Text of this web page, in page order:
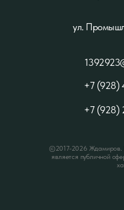
+7 (928)
+7 (928)
ул.
©2017-2026 Ждамиров.
является публичной